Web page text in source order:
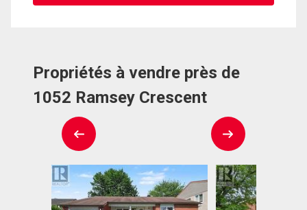
Propriétés à vendre près de
1052 Ramsey Crescent